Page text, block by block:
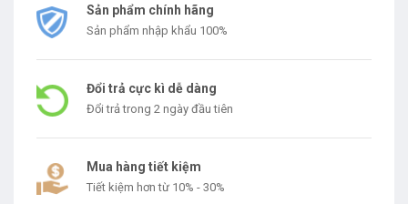
Sản phẩm chính hãng
Sản phẩm nhập khẩu 100%
Đổi trả cực kì dễ dàng
Đổi trả trong 2 ngày đầu tiên
Mua hàng tiết kiệm
Tiết kiệm hơn từ 10% - 30%